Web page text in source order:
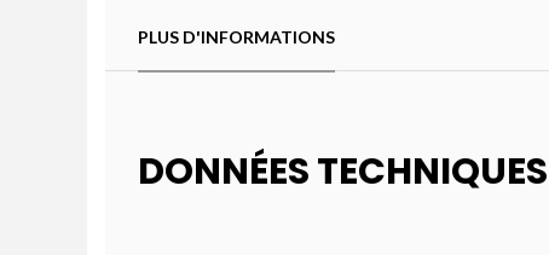
PLUS D'INFORMATIONS
DONNÉES TECHNIQUES